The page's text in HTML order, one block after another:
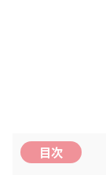
目次